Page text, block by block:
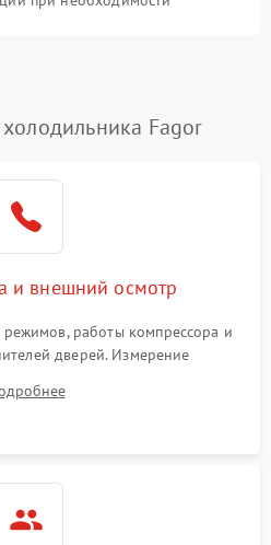
Fagor
и внешний осмотр
работы компрессора и
дверей. Измерение
проверка термостата и
с электронного дисплея.